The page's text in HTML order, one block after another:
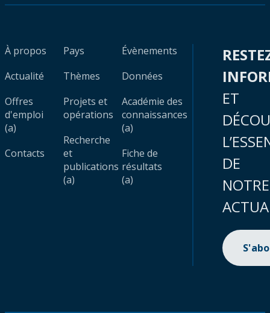
À propos
Actualité
Offres
d'emploi
(a)
Contacts
Pays
Thèmes
Projets et
opérations
Recherche
et
publications
(a)
Évènements
Données
Académie des
connaissances
(a)
Fiche de
résultats
(a)
ET
DE
NOTRE